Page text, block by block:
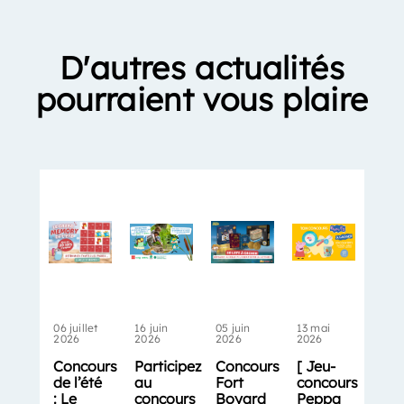
D'autres actualités
pourraient vous plaire
06 juillet
2026
Concours
de l’été
: Le
16 juin
2026
Participez
au
concours
05 juin
2026
Concours
Fort
Boyard
13 mai
2026
[ Jeu-
concours
Peppa